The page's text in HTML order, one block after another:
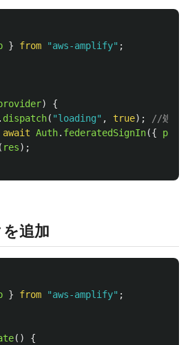
} from "aws-amplify" ;
)
{
. dispatch( "loading" , true);
//処理
await Auth. federatedSignIn({
( res);
追加
} from "aws-amplify" ;
()
{